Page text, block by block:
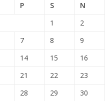
P S
N
1
2
7 8
9
14 15
16
21 22
23
28 29
30